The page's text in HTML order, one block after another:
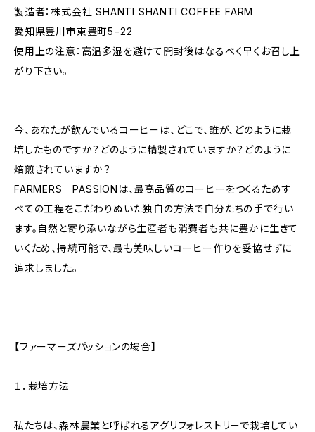
製造者：株式会社 SHANTI SHANTI COFFEE FARM
愛知県豊川市東豊町5−22
使用上の注意：高温多湿を避けて開封後はなるべく早くお召し上
がり下さい。
今、あなたが飲んでいるコーヒーは、どこで、誰が、どのように栽
培したものですか？どのように精製されていますか？どのように
焙煎されていますか？
FARMERS PASSIONは、最高品質のコーヒーをつくるためす
べての工程をこだわりぬいた独自の方法で自分たちの手で行い
ます。自然と寄り添いながら生産者も消費者も共に豊かに生きて
いくため、持続可能で、最も美味しいコーヒー作りを妥協せずに
追求しました。
【ファーマーズパッションの場合】
１．栽培方法
私たちは、森林農業と呼ばれるアグリフォレストリーで栽培してい